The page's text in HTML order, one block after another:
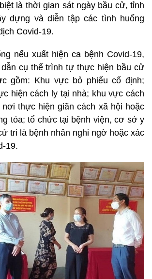
là thời gian sát ngày bầu cử, tỉnh
dựng và diễn tập các tình huống
Covid-19.
nếu xuất hiện ca bệnh Covid-19,
cụ thể trình tự thực hiện bầu cử
gồm: Khu vực bỏ phiếu cố định;
hiện cách ly tại nhà; khu vực cách
nơi thực hiện giãn cách xã hội hoặc
tỏa; tổ chức tại bệnh viện, cơ sở y
tri là bệnh nhân nghi ngờ hoặc xác
19.